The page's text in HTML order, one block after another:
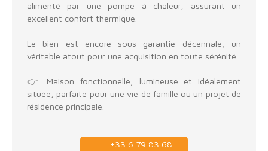
alimenté par une pompe à chaleur, assurant un
excellent confort thermique.
Le bien est encore sous garantie décennale, un
véritable atout pour une acquisition en toute sérénité.
👉 Maison fonctionnelle, lumineuse et idéalement
située, parfaite pour une vie de famille ou un projet de
résidence principale.
+33 6 79 83 68